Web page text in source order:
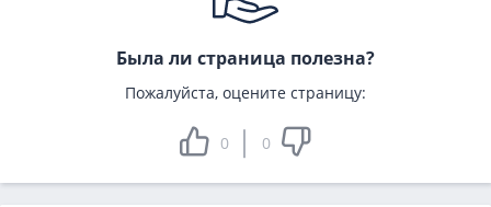
Была ли страница полезна?
Пожалуйста, оцените страницу:
0 0